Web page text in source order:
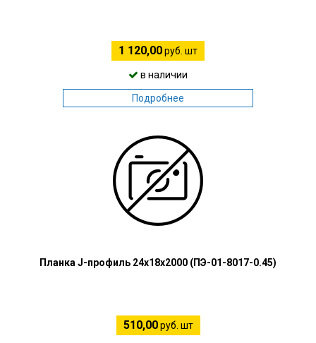
1 120,00руб. шт
в наличии
Подробнее
Планка J-профиль 24х18х2000 (ПЭ-01-8017-0.45)
510,00руб. шт